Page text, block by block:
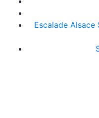
Escalade